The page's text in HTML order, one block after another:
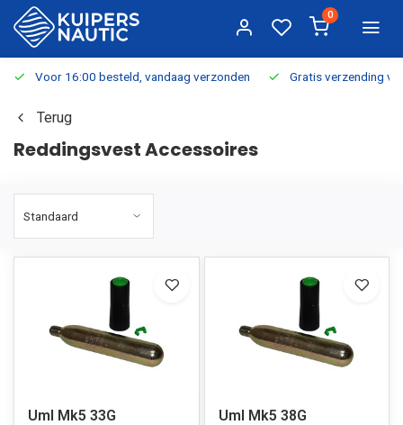
0
Voor 16:00 besteld, vandaag verzonden Gratis verzending
Terug
Reddingsvest Accessoires
Uml Mk5 33G
Uml Mk5 38G